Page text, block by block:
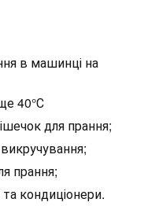
в машинці на
40°С
для прання;
прання;
кондиціонери.